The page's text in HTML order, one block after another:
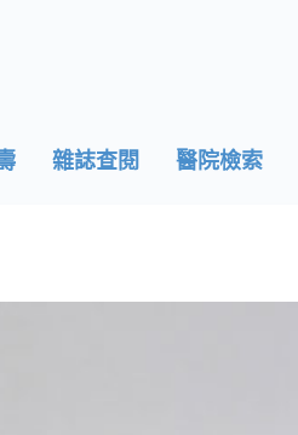
雜誌查閱 醫院檢索